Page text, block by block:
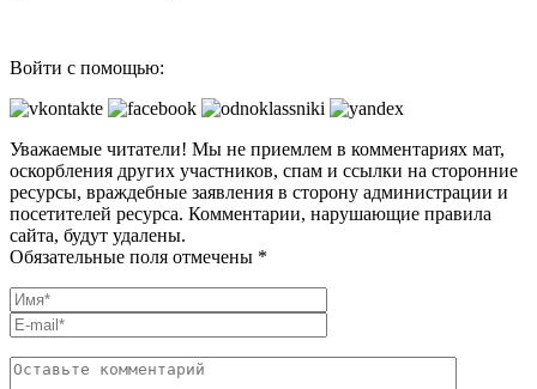
Войти с помощью:
Уважаемые читатели! Мы не приемлем в комментариях мат,
оскорбления других участников, спам и ссылки на сторонние
ресурсы, враждебные заявления в сторону администрации и
посетителей ресурса. Комментарии, нарушающие правила
сайта, будут удалены.
Обязательные поля отмечены *